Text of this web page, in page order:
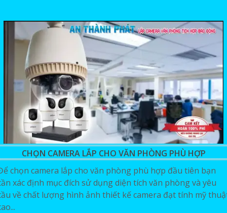
CHỌN CAMERA LẮP CHO VĂN PHÒNG PHÙ HỢP
chọn camera lắp cho văn phòng phù hợp đầu tiên bạn
xác định mục đích sử dụng diện tích văn phòng và yêu
về chất lượng hình ảnh thiết kế camera đạt tính mỹ